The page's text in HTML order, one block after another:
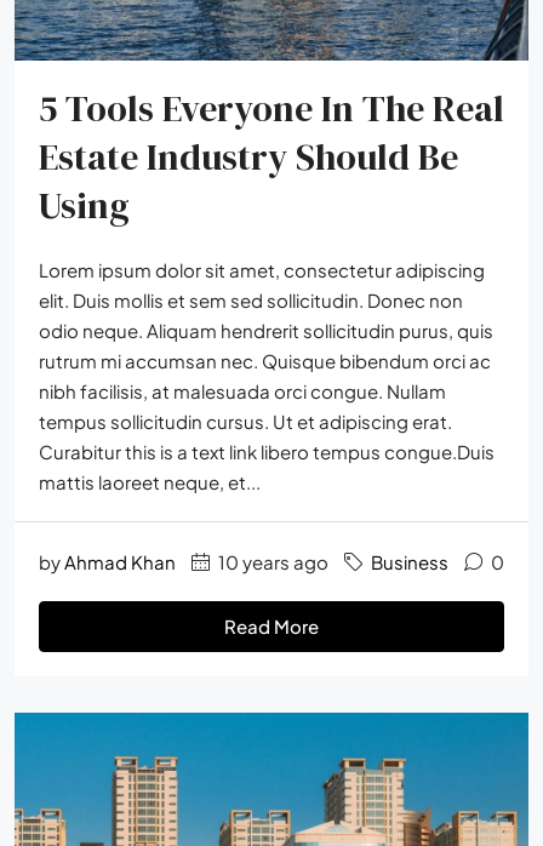
5 Tools Everyone In The Real
Estate Industry Should Be
Using
Lorem ipsum dolor sit amet, consectetur adipiscing
elit. Duis mollis et sem sed sollicitudin. Donec non
odio neque. Aliquam hendrerit sollicitudin purus, quis
rutrum mi accumsan nec. Quisque bibendum orci ac
nibh facilisis, at malesuada orci congue. Nullam
tempus sollicitudin cursus. Ut et adipiscing erat.
Curabitur this is a text link libero tempus congue.Duis
mattis laoreet neque, et...
byAhmad Khan 10 years ago Business 0
Read More